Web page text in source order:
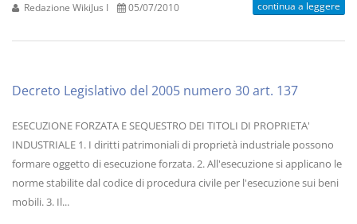
Redazione WikiJus I 05/07/2010 continua a leggere
Decreto Legislativo del 2005 numero 30 art. 137
ESECUZIONE FORZATA E SEQUESTRO DEI TITOLI DI PROPRIETA'
INDUSTRIALE 1. I diritti patrimoniali di proprietà industriale possono
formare oggetto di esecuzione forzata. 2. All'esecuzione si applicano le
norme stabilite dal codice di procedura civile per l'esecuzione sui beni
mobili. 3. Il...